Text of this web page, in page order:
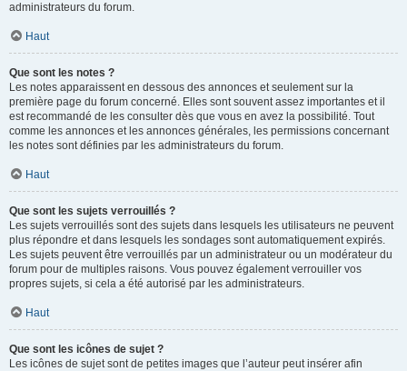
administrateurs du forum.
Haut
Que sont les notes ?
Les notes apparaissent en dessous des annonces et seulement sur la
première page du forum concerné. Elles sont souvent assez importantes et il
est recommandé de les consulter dès que vous en avez la possibilité. Tout
comme les annonces et les annonces générales, les permissions concernant
les notes sont définies par les administrateurs du forum.
Haut
Que sont les sujets verrouillés ?
Les sujets verrouillés sont des sujets dans lesquels les utilisateurs ne peuvent
plus répondre et dans lesquels les sondages sont automatiquement expirés.
Les sujets peuvent être verrouillés par un administrateur ou un modérateur du
forum pour de multiples raisons. Vous pouvez également verrouiller vos
propres sujets, si cela a été autorisé par les administrateurs.
Haut
Que sont les icônes de sujet ?
Les icônes de sujet sont de petites images que l’auteur peut insérer afin